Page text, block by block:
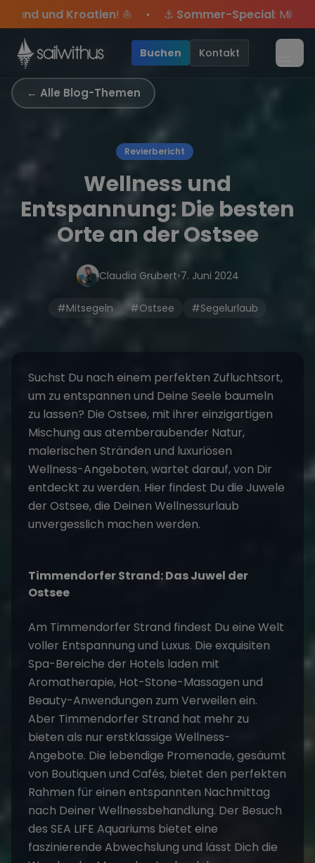
Skip to content
⚓Sommer-Special : Mit CodeYachtsicherst du
Sichere Dir jetztDein Meilenbuch und Deine
Angebote mehr Sowie20€ Rabatt auf deinen
Season Closing Party 2026!Die Saison war
Buchen Kontakt
← Alle Blog-Themen
Revierbericht
Wellness und
Entspannung: Die besten
Orte an der Ostsee
Claudia Grubert•7. Juni 2024
#Mitsegeln #Ostsee #Segelurlaub
Suchst Du nach einem perfekten Zufluchtsort,
um zu entspannen und Deine Seele baumeln
zu lassen? Die Ostsee, mit ihrer einzigartigen
Mischung aus atemberaubender Natur,
malerischen Stränden und luxuriösen
Wellness-Angeboten, wartet darauf, von Dir
entdeckt zu werden. Hier findest Du die Juwele
der Ostsee, die Deinen Wellnessurlaub
unvergesslich machen werden.
Timmendorfer Strand: Das Juwel der
Ostsee
Am Timmendorfer Strand findest Du eine Welt
voller Entspannung und Luxus. Die exquisiten
Spa-Bereiche der Hotels laden mit
Aromatherapie, Hot-Stone-Massagen und
Beauty-Anwendungen zum Verweilen ein.
Aber Timmendorfer Strand hat mehr zu
bieten als nur erstklassige Wellness-
Angebote. Die lebendige Promenade, gesäumt
von Boutiquen und Cafés, bietet den perfekten
Rahmen für einen entspannten Nachmittag
nach Deiner Wellnessbehandlung. Der Besuch
des SEA LIFE Aquariums bietet eine
faszinierende Abwechslung und lässt Dich die